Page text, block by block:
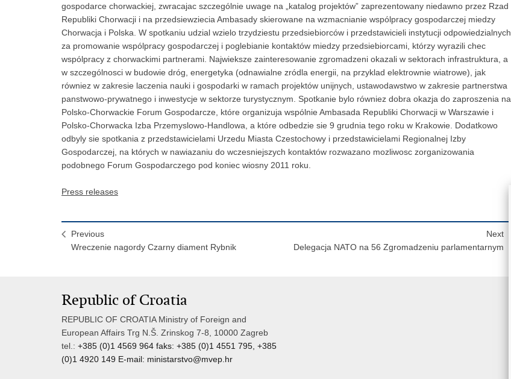
gospodarce chorwackiej, zwracajac szczególnie uwage na „katalog projektów” zaprezentowany niedawno przez Rzad
Republiki Chorwacji i na przedsiewziecia Ambasady skierowane na wzmacnianie wspólpracy gospodarczej miedzy
Chorwacja i Polska. W spotkaniu udzial wzielo trzydziestu przedsiebiorców i przedstawicieli instytucji odpowiedzialnych
za promowanie wspólpracy gospodarczej i poglebianie kontaktów miedzy przedsiebiorcami, którzy wyrazili chec
wspólpracy z chorwackimi partnerami. Najwieksze zainteresowanie zgromadzeni okazali w sektorach infrastruktura, a
w szczególnosci w budowie dróg, energetyka (odnawialne zródla energii, na przyklad elektrownie wiatrowe), jak
równiez w zakresie laczenia nauki i gospodarki w ramach projektów unijnych, ustawodawstwo w zakresie partnerstwa
panstwowo-prywatnego i inwestycje w sektorze turystycznym. Spotkanie bylo równiez dobra okazja do zaproszenia na
Polsko-Chorwackie Forum Gospodarcze, które organizuja wspólnie Ambasada Republiki Chorwacji w Warszawie i
Polsko-Chorwacka Izba Przemyslowo-Handlowa, a które odbedzie sie 9 grudnia tego roku w Krakowie. Dodatkowo
odbyly sie spotkania z przedstawicielami Urzedu Miasta Czestochowy i przedstawicielami Regionalnej Izby
Gospodarczej, na których w nawiazaniu do wczesniejszych kontaktów rozwazano mozliwosc zorganizowania
podobnego Forum Gospodarczego pod koniec wiosny 2011 roku.
Press releases
Previous
Wreczenie nagordy Czarny diament Rybnik
Next
Delegacja NATO na 56 Zgromadzeniu parlamentarnym
Republic of Croatia
REPUBLIC OF CROATIA Ministry of Foreign and
European Affairs Trg N.Š. Zrinskog 7-8, 10000 Zagreb
tel.: +385 (0)1 4569 964 faks: +385 (0)1 4551 795, +385
(0)1 4920 149 E-mail: ministarstvo@mvep.hr